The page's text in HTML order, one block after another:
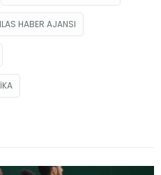
HABER AJANSI